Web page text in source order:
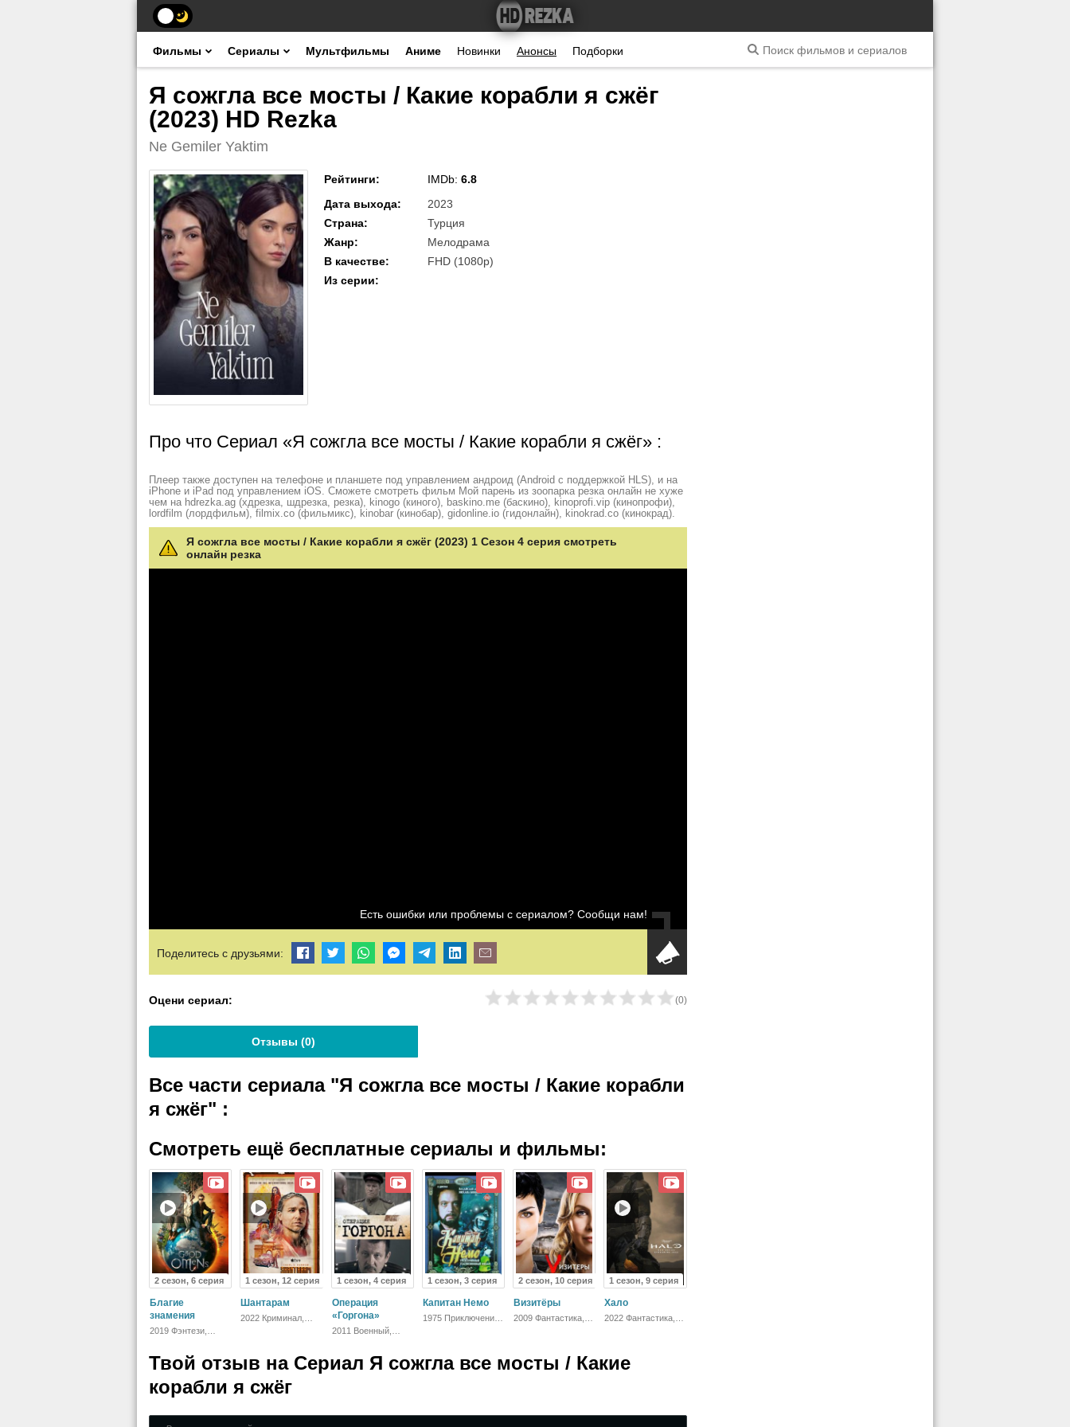
Фильмы Сериалы Мультфильмы Аниме Новинки Анонсы Подборки
Я сожгла все мосты / Какие корабли я сжёг
(2023) HD Rezka
Ne Gemiler Yaktim
Рейтинги: IMDb: 6.8
Дата выхода:
2023
Страна:
Турция
Жанр:
Мелодрама
В качестве:
FHD (1080p)
Из серии:
Про что Сериал «Я сожгла все мосты / Какие корабли я сжёг» :
Плеер также доступен на телефоне и планшете под управлением андроид (Android с поддержкой HLS), и на
iPhone и iPad под управлением iOS. Сможете смотреть фильм Мой парень из зоопарка резка онлайн не хуже
чем на hdrezka.ag (хдрезка, шдрезка, резка), kinogo (киного), baskino.me (баскино), kinoprofi.vip (кинопрофи),
lordfilm (лордфильм), filmix.co (фильмикс), kinobar (кинобар), gidonline.io (гидонлайн), kinokrad.сo (кинокрад).
Я сожгла все мосты / Какие корабли я сжёг (2023) 1 Сезон 4 серия смотреть
онлайн резка
Есть ошибки или проблемы с сериалом? Сообщи нам!
Поделитесь с друзьями:
Оцени сериал: (0)
Отзывы (0)
Все части сериала "Я сожгла все мосты / Какие корабли
я сжёг" :
Смотреть ещё бесплатные сериалы и фильмы:
2 сезон, 6 серия
Благие
знамения
2019 Фэнтези,
Драма
1 сезон, 12 серия
Шантарам
2022 Криминал,
1 сезон, 4 серия
Операция
«Горгона»
2011 Военный,
1 сезон, 3 серия
Капитан Немо
1975 Приключения,
2 сезон, 10 серия
Визитёры
2009 Фантастика,
1 сезон, 9 серия
Хало
2022 Фантастика,
Твой отзыв на Сериал Я сожгла все мосты / Какие
корабли я сжёг